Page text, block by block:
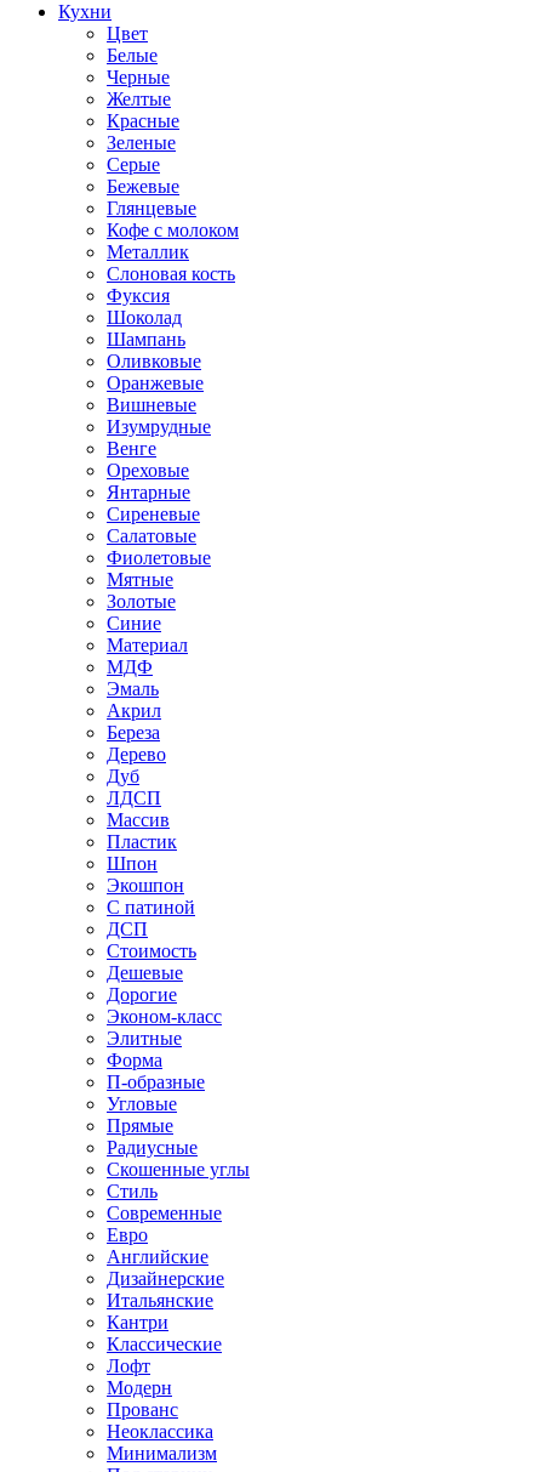
Кухни
Цвет
Белые
Черные
Желтые
Красные
Зеленые
Серые
Бежевые
Глянцевые
Кофе с молоком
Металлик
Слоновая кость
Фуксия
Шоколад
Шампань
Оливковые
Оранжевые
Вишневые
Изумрудные
Венге
Ореховые
Янтарные
Сиреневые
Салатовые
Фиолетовые
Мятные
Золотые
Синие
Материал
МДФ
Эмаль
Акрил
Береза
Дерево
Дуб
ЛДСП
Массив
Пластик
Шпон
Экошпон
С патиной
ДСП
Стоимость
Дешевые
Дорогие
Эконом-класс
Элитные
Форма
П-образные
Угловые
Прямые
Радиусные
Скошенные углы
Стиль
Современные
Евро
Английские
Дизайнерские
Итальянские
Кантри
Классические
Лофт
Модерн
Прованс
Неоклассика
Минимализм